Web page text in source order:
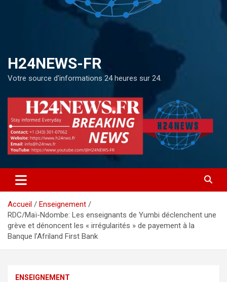
H24NEWS-FR
Votre source d'informations 24 heures sur 24.
Accueil
Enseignement
RDC/Maï-Ndombe: Les enseignants de Yumbi déclenchent une
grève et dénoncent les « irrégularités » de payement à la
Banque l’Afriland First Bank
ENSEIGNEMENT